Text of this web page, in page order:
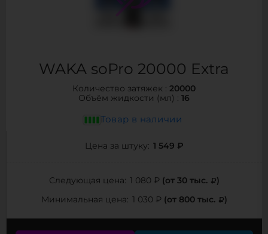
WAKA soPro 20000 Extra
Количество затяжек : 20000
Объём жидкости (мл) : 16
Товар в наличии
Цена за штуку: 1 549 ₽
Следующая цена: 1 080 ₽ (от 30 тыс. )
Минимальная цена: 1 030 ₽ (от 800 тыс. )